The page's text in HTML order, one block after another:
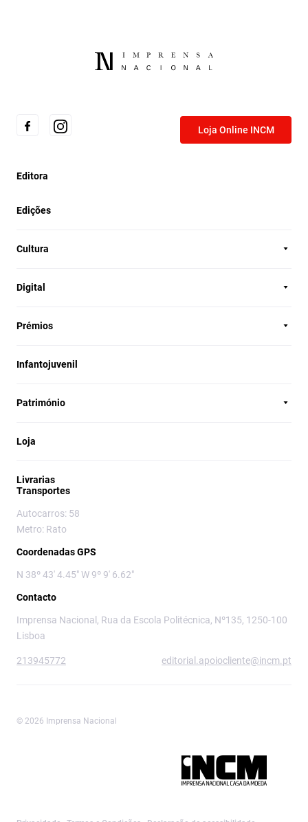
Loja Online INCM
Editora
Edições
Cultura
Digital
Prémios
Infantojuvenil
Património
Loja
Livrarias
Transportes
Autocarros: 58
Metro: Rato
Coordenadas GPS
N 38º 43' 4.45" W 9º 9' 6.62"
Contacto
Imprensa Nacional, Rua da Escola Politécnica, Nº135, 1250-100
Lisboa
213945772 editorial.apoiocliente@incm.pt
© 2026 Imprensa Nacional